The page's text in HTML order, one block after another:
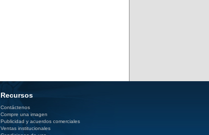
Recursos
Contáctenos
Compre una imagen
Publicidad y acuerdos comerciales
Ventas institucionales